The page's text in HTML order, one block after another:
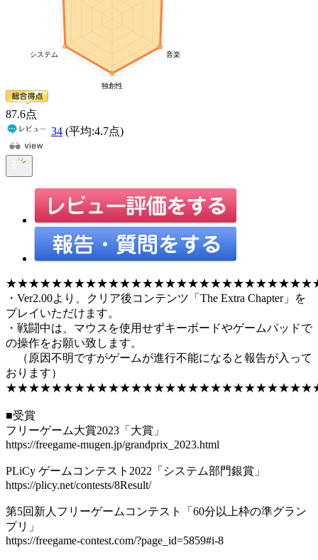
87.6点
34 (平均:4.7点)
・Ver2.00より、クリア後コンテンツ「The Extra Chapter」を
プレイいただけます。
・戦闘中は、マウスを使用せずキーボードやゲームパッドで
の操作をお願い致します。
（原因不明ですがゲームが進行不能になると報告が入って
おります）
■受賞
フリーゲーム大賞2023「大賞」
https://freegame-mugen.jp/grandprix_2023.html
PLiCy ゲームコンテスト2022「システム部門銀賞」
https://plicy.net/contests/8Result/
第5回新人フリーゲームコンテスト「60分以上枠の準グラン
プリ」
https://freegame-contest.com/?page_id=5859#i-8